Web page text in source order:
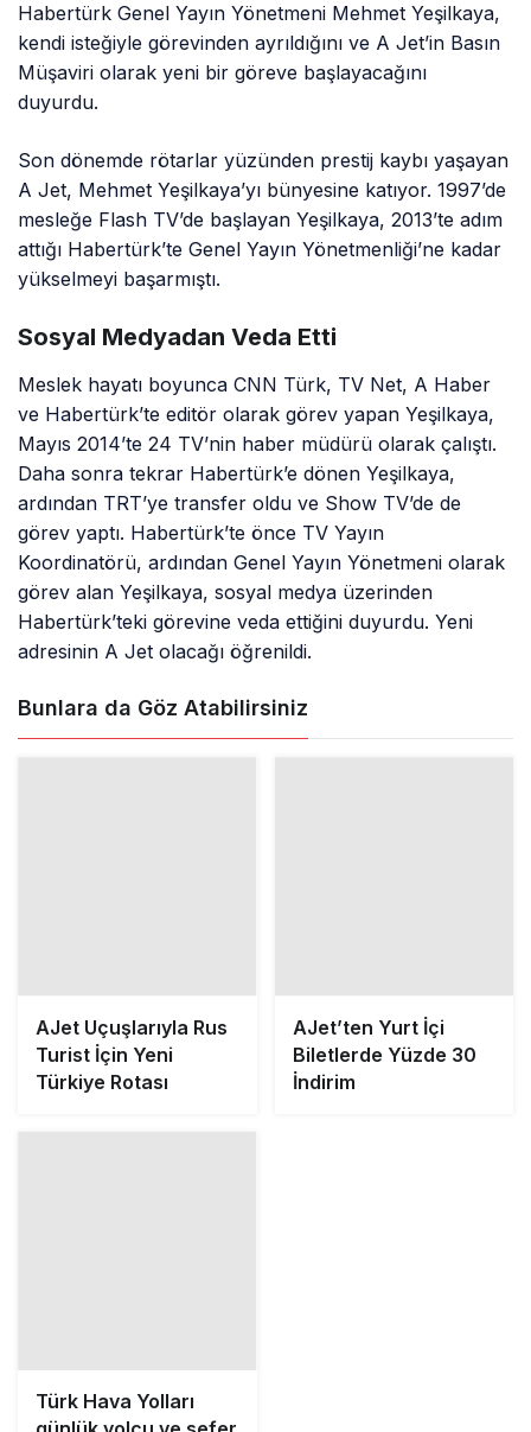
Habertürk Genel Yayın Yönetmeni Mehmet Yeşilkaya,
kendi isteğiyle görevinden ayrıldığını ve A Jet’in Basın
Müşaviri olarak yeni bir göreve başlayacağını
duyurdu.
Son dönemde rötarlar yüzünden prestij kaybı yaşayan
A Jet, Mehmet Yeşilkaya’yı bünyesine katıyor. 1997’de
mesleğe Flash TV’de başlayan Yeşilkaya, 2013’te adım
attığı Habertürk’te Genel Yayın Yönetmenliği’ne kadar
yükselmeyi başarmıştı.
Sosyal Medyadan Veda Etti
Meslek hayatı boyunca CNN Türk, TV Net, A Haber
ve Habertürk’te editör olarak görev yapan Yeşilkaya,
Mayıs 2014’te 24 TV’nin haber müdürü olarak çalıştı.
Daha sonra tekrar Habertürk’e dönen Yeşilkaya,
ardından TRT’ye transfer oldu ve Show TV’de de
görev yaptı. Habertürk’te önce TV Yayın
Koordinatörü, ardından Genel Yayın Yönetmeni olarak
görev alan Yeşilkaya, sosyal medya üzerinden
Habertürk’teki görevine veda ettiğini duyurdu. Yeni
adresinin A Jet olacağı öğrenildi.
Bunlara da Göz Atabilirsiniz
AJet Uçuşlarıyla Rus
Turist İçin Yeni
Türkiye Rotası
AJet’ten Yurt İçi
Biletlerde Yüzde 30
İndirim
Türk Hava Yolları